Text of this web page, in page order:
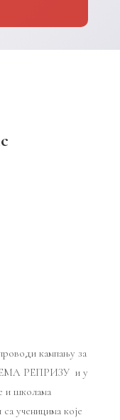
кампању за
РЕПРИЗУ и у
и школама
ученицима које